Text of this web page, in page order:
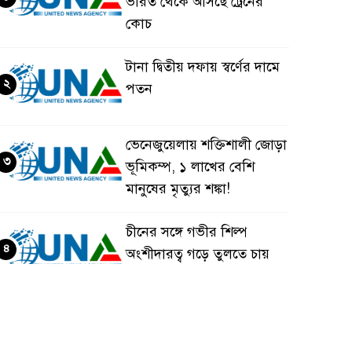
কোচ
টানা দ্বিতীয় দফায় স্বর্ণের দামে
পতন
২
ভেনেজুয়েলায় শক্তিশালী জোড়া
ভূমিকম্প, ১ লাখের বেশি
মানুষের মৃত্যুর শঙ্কা!
৩
চীনের সঙ্গে গভীর শিল্প
অংশীদারত্ব গড়ে তুলতে চায়
৪